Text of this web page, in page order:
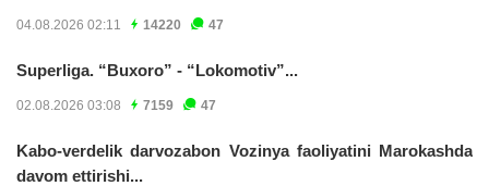
04.08.2026 02:11 14220 47
Superliga. “Buxoro” - “Lokomotiv”...
02.08.2026 03:08 7159 47
Kabo-verdelik darvozabon Vozinya faoliyatini Marokashda
davom ettirishi...